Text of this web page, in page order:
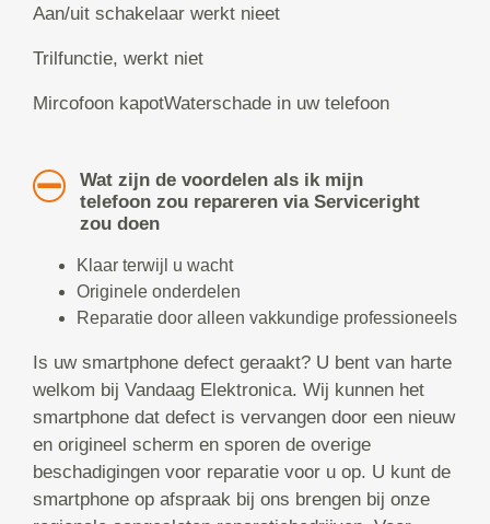
Aan/uit schakelaar werkt nieet
Trilfunctie, werkt niet
Mircofoon kapotWaterschade in uw telefoon
Wat zijn de voordelen als ik mijn
telefoon zou repareren via Serviceright
zou doen
Klaar terwijl u wacht
Originele onderdelen
Reparatie door alleen vakkundige professioneels
Is uw smartphone defect geraakt? U bent van harte
welkom bij Vandaag Elektronica. Wij kunnen het
smartphone dat defect is vervangen door een nieuw
en origineel scherm en sporen de overige
beschadigingen voor reparatie voor u op. U kunt de
smartphone op afspraak bij ons brengen bij onze